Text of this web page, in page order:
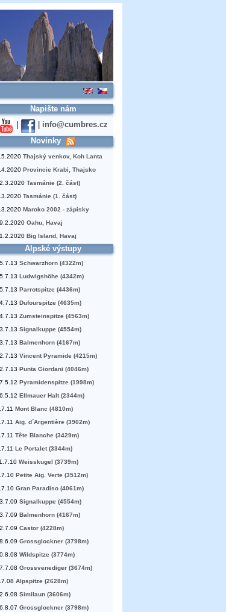
Napište nám
info@cumbres.cz
Novinky
Thajský venkov, Koh Lanta
Provincie Krabi, Thajsko
Tasmánie (2. část)
Tasmánie (1. část)
Maroko 2002 - zápisky
Oahu, Havaj
Big Island, Havaj
Alpské výstupy
Schwarzhorn (4322m)
Ludwigshöhe (4342m)
Parrotspitze (4436m)
Dufourspitze (4635m)
Zumsteinspitze (4563m)
Signalkuppe (4554m)
Balmenhorn (4167m)
Vincent Pyramide (4215m)
Punta Giordani (4046m)
Pyramidenspitze (1998m)
Ellmauer Halt (2344m)
Mont Blanc (4810m)
Aig. d´Argentière (3902m)
Tête Blanche (3429m)
Le Portalet (3344m)
Weisskugel (3739m)
Petite Aig. Verte (3512m)
Gran Paradiso (4061m)
Signalkuppe (4554m)
Balmenhorn (4167m)
Castor (4228m)
Grossglockner (3798m)
Wildspitze (3774m)
Grossvenediger (3674m)
Alpspitze (2628m)
Similaun (3606m)
Grossglockner (3798m)